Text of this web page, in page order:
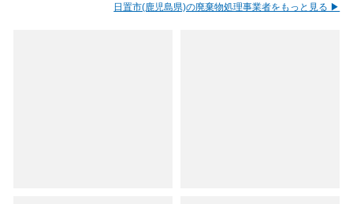
日置市(鹿児島県)の廃棄物処理事業者をもっと見る ▶